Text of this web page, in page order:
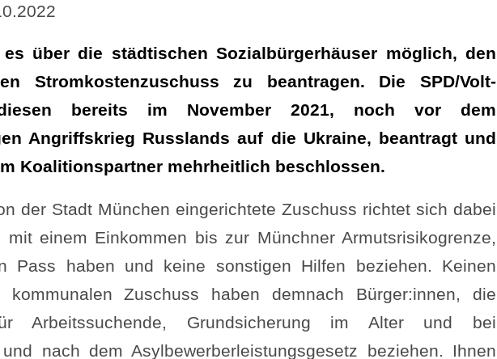
über die städtischen Sozialbürgerhäuser möglich, den
Stromkostenzuschuss zu beantragen. Die SPD/Volt-
bereits im November 2021, noch vor dem
Angriffskrieg Russlands auf die Ukraine, beantragt und
Koalitionspartner mehrheitlich beschlossen.
der Stadt München eingerichtete Zuschuss richtet sich dabei
mit einem Einkommen bis zur Münchner Armutsrisikogrenze,
Pass haben und keine sonstigen Hilfen beziehen. Keinen
Zuschuss haben demnach Bürger:innen, die
Arbeitssuchende, Grundsicherung im Alter und bei
nach dem Asylbewerberleistungsgesetz beziehen. Ihnen